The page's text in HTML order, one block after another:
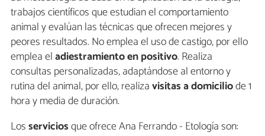
trabajos científicos que estudian el comportamiento
animal y evalúan las técnicas que ofrecen mejores y
peores resultados. No emplea el uso de castigo, por ello
emplea eladiestramiento en positivo. Realiza
consultas personalizadas, adaptándose al entorno y
rutina del animal, por ello, realizavisitas a domiciliode 1
hora y media de duración.
Losserviciosque ofrece Ana Ferrando - Etología son: